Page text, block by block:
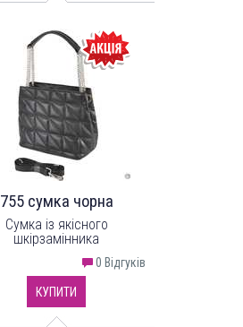
755 сумка чорна
Сумка із якісного
шкірзамінника
0 Відгуків
КУПИТИ